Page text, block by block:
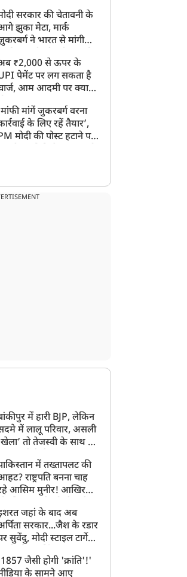
सरकार की चेतावनी के
झुका मेटा, मार्क
ने भारत से मांगी
₹2,000 से ऊपर के
पेमेंट पर लग सकता है
आम आदमी पर क्या
मांगें जुकरबर्ग वरना
के लिए रहें तैयार’,
मोदी की पोस्ट हटाने पर
में हारी BJP, लेकिन
में लालू परिवार, असली
तो तेजस्वी के साथ हो
में तख्तापलट की
राष्ट्रपति बनना चाह
आसिम मुनीर! आखिर
मोहरा?
जहां के बाद अब
सरकार...जैश के रडार
सुवेंदु, मोदी स्टाइल टार्गेट
बड़ा एक्शन!जैसी होगी 'क्रांति'!'
के सामने आए